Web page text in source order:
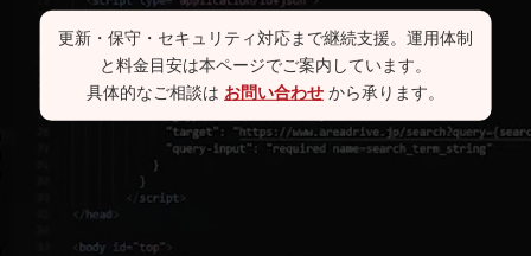
更新・保守・セキュリティ対応まで継続支援。運用体制
と料金目安は本ページでご案内しています。
具体的なご相談は お問い合わせから承ります。